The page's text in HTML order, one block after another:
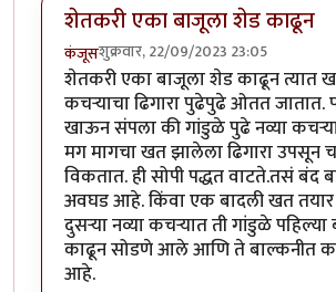
शेतकरी एका बाजूला शेड काढून
कंजूसशुक्रवार, 22/09/2023 23:05
शेतकरी एका बाजूला शेड काढून त्यात
कचऱ्याचा ढिगारा पुढेपुढे ओतत जातात.
खाऊन संपला की गांडुळे पुढे नव्या
मग मागचा खत झालेला ढिगारा उपसून
विकतात. ही सोपी पद्धत वाटते.तसं बंद
अवघड आहे. किंवा एक बादली खत
दुसऱ्या नव्या कचऱ्यात ती गांडुळे
काढून सोडणे आले आणि ते बाल्कनीत
आहे.